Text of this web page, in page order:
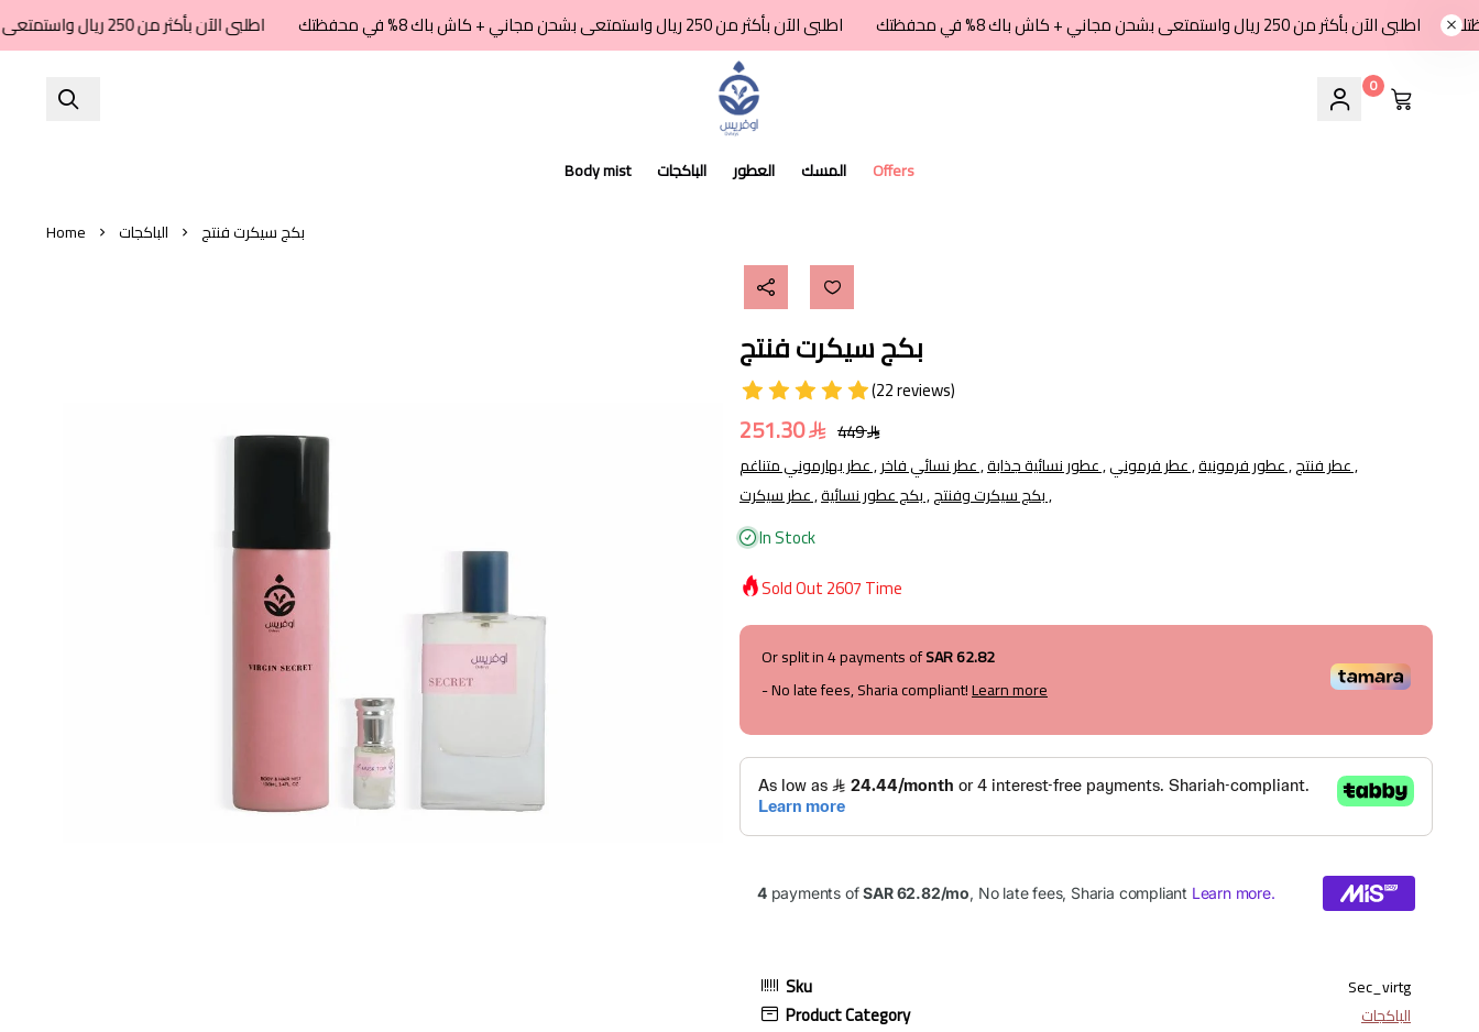
اطلبى الآن بأكثر من 250 ريال واستمتعى بشحن مجاني + كاش باك 8% في محفظتك اطلبى الآن بأكثر من 250 ريال واستمتعى بشحن مجاني + كاش باك 8% في محفظتك اطلبى الآن بأكثر من 250 ريال واستمتعى بشحن مجاني + كاش باك 8% في محفظتك
اوفريس للعطور
0
Body mist الباكجات العطور المسك Offers
Home الباكجات بكج سيكرت فنتج
بكج سيكرت فنتج
(22 reviews)
251.30 449
عطر بهارموني متناغم , عطر نسائي فاخر , عطور نسائية جذابة , عطر فرموني , عطور فرمونية ,
عطر فنتج ,
عطر سيكرت ,
بكج عطور نسائية , بكج سيكرت وفنتج ,
In Stock
Sold Out2607Time
Or split in4payments ofSAR 62.82
- No late fees, Sharia compliant!Learn more
Sku Sec_virtg
Product Category الباكجات